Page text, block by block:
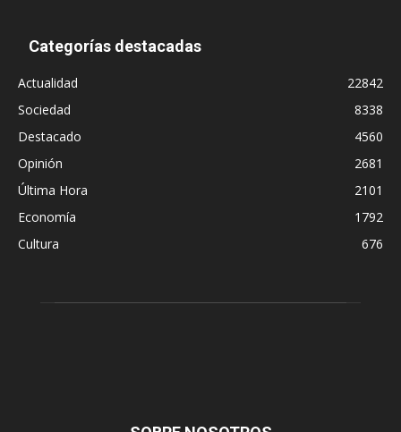
Categorías destacadas
Actualidad
22842
Sociedad
8338
Destacado
4560
Opinión
2681
Última Hora
2101
Economía
1792
Cultura
676